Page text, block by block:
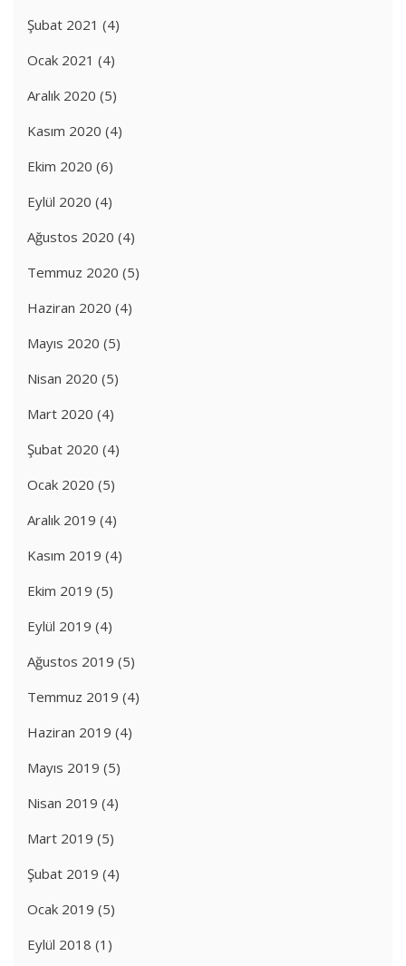
Şubat 2021 (4)
Ocak 2021 (4)
Aralık 2020 (5)
Kasım 2020 (4)
Ekim 2020 (6)
Eylül 2020 (4)
Ağustos 2020 (4)
Temmuz 2020 (5)
Haziran 2020 (4)
Mayıs 2020 (5)
Nisan 2020 (5)
Mart 2020 (4)
Şubat 2020 (4)
Ocak 2020 (5)
Aralık 2019 (4)
Kasım 2019 (4)
Ekim 2019 (5)
Eylül 2019 (4)
Ağustos 2019 (5)
Temmuz 2019 (4)
Haziran 2019 (4)
Mayıs 2019 (5)
Nisan 2019 (4)
Mart 2019 (5)
Şubat 2019 (4)
Ocak 2019 (5)
Eylül 2018 (1)